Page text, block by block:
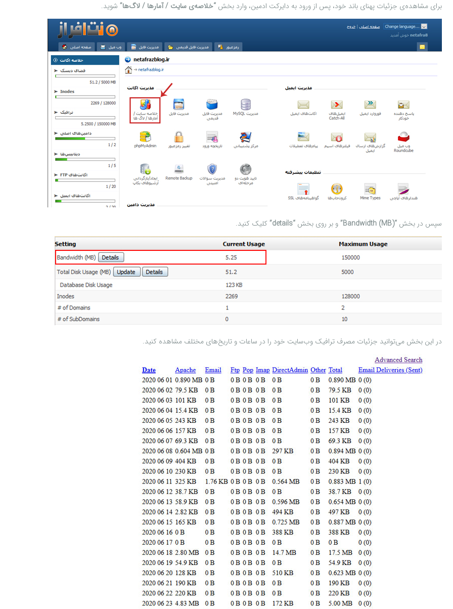
برای مشاهده‌ی جزئیات پهنای باند خود، پس از ورود به دایرکت ادمین، وارد بخش “خلاصه‌ی سایت / آمارها / لاگ‌ها” شوید.
سپس در بخش “Bandwidth (MB)” و بر روی بخش “details” کلیک کنید.
در این بخش می‌توانید جزئیات مصرف ترافیک وب‌سایت خود را در ساعات و تاریخ‌های مختلف مشاهده کنید.